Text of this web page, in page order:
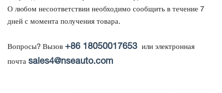
О любом несоответствии необходимо сообщить в течение 7
дней с момента получения товара.
Вопросы? Вызов +86 18050017653 или электронная
почта sales4@nseauto.com